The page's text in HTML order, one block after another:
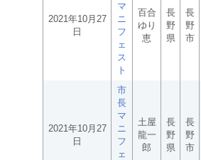
2021年10月27
日
マ
ニ
フ
ェ
ス
ト
百合
ゆり
恵
長
野
県
長
野
市
2021年10月27
日
市
長
マ
ニ
フ
ェ
土屋
龍一
郎
長
野
県
長
野
市